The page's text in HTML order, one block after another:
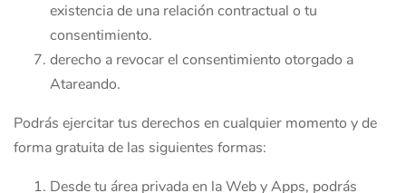
existencia de una relación contractual o tu
consentimiento.
derecho a revocar el consentimiento otorgado a
Atareando.
Podrás ejercitar tus derechos en cualquier momento y de
forma gratuita de las siguientes formas:
Desde tu área privada en la Web y Apps, podrás